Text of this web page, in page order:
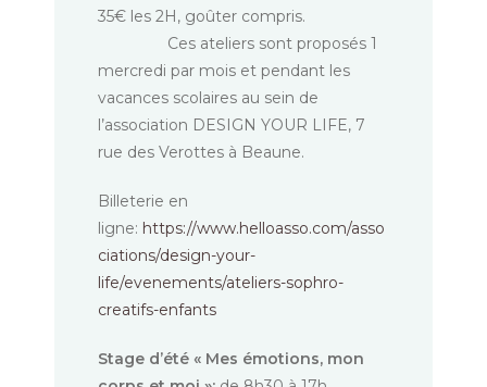
35€ les 2H, goûter compris.
Ces ateliers sont proposés 1
mercredi par mois et pendant les
vacances scolaires au sein de
l’association DESIGN YOUR LIFE, 7
rue des Verottes à Beaune.
Billeterie en
ligne: https://www.helloasso.com/asso
ciations/design-your-
life/evenements/ateliers-sophro-
creatifs-enfants
Stage d’été « Mes émotions, mon